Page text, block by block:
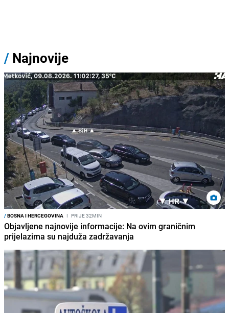
/ Najnovije
/BOSNA I HERCEGOVINA I PRIJE 32MIN
Objavljene najnovije informacije: Na ovim graničnim
prijelazima su najduža zadržavanja